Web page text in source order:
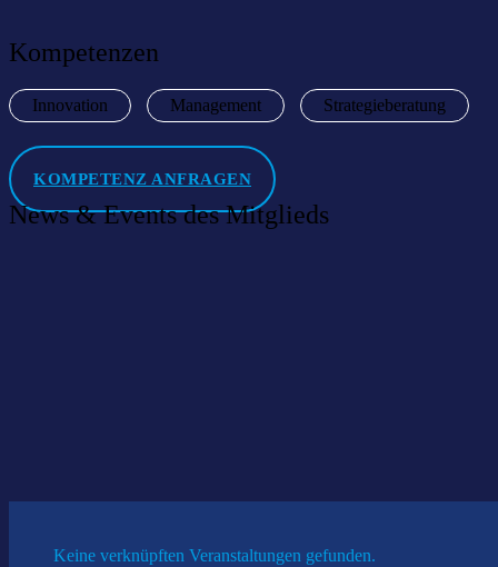
Kompetenzen
Innovation Management Strategieberatung
KOMPETENZ ANFRAGEN
News & Events des Mitglieds
Keine verknüpften Veranstaltungen gefunden.